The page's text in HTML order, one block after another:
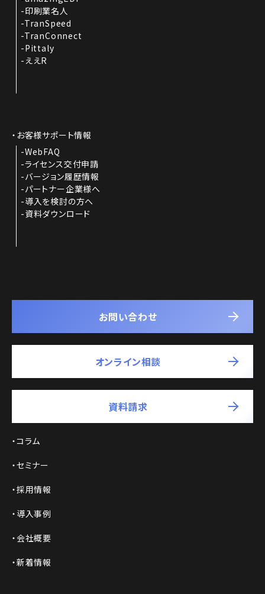
印刷業名人
TranSpeed
TranConnect
Pittaly
ええR
お客様サポート情報
WebFAQ
ライセンス交付申請
バージョン履歴情報
パートナー企業様へ
導入を検討の方へ
資料ダウンロード
お問い合わせ
オンライン相談
資料請求
コラム
セミナー
採用情報
導入事例
会社概要
新着情報